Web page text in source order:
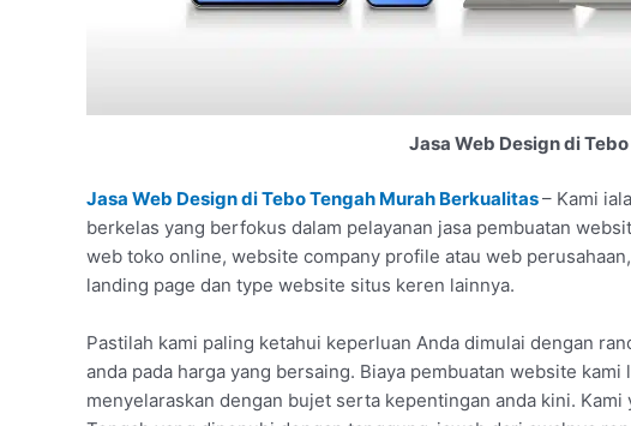
Jasa Web Design di
Jasa Web Design di Tebo Tengah Murah Berkualitas– Kami
berkelas yang berfokus dalam pelayanan jasa pembuatan
web toko online, website company profile atau web
landing page dan type website situs keren lainnya.
Pastilah kami paling ketahui keperluan Anda dimulai dengan
anda pada harga yang bersaing. Biaya pembuatan website
menyelaraskan dengan bujet serta kepentingan anda kini.